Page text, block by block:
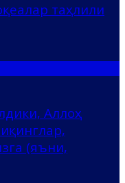
таҳлили
Аллоҳ
(яъни,